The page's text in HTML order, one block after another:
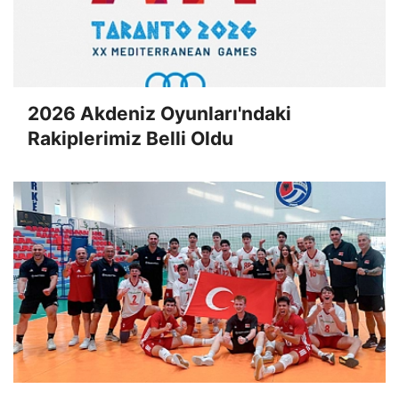
2026 Akdeniz Oyunları'ndaki
Rakiplerimiz Belli Oldu